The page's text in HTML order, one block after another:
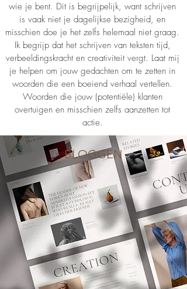
wie je bent. Dit is begrijpelijk, want schrijven
is vaak niet je dagelijkse bezigheid, en
misschien doe je het zelfs helemaal niet graag.
Ik begrijp dat het schrijven van teksten tijd,
verbeeldingskracht en creativiteit vergt. Laat mij
je helpen om jouw gedachten om te zetten in
woorden die een boeiend verhaal vertellen.
Woorden die jouw (potentiële) klanten
overtuigen en misschien zelfs aanzetten tot
actie.
BLOGGEN